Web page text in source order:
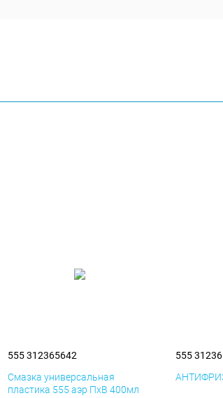
555 312365642
Смазка универсальная
пластика 555 аэр ПхВ 400мл
555